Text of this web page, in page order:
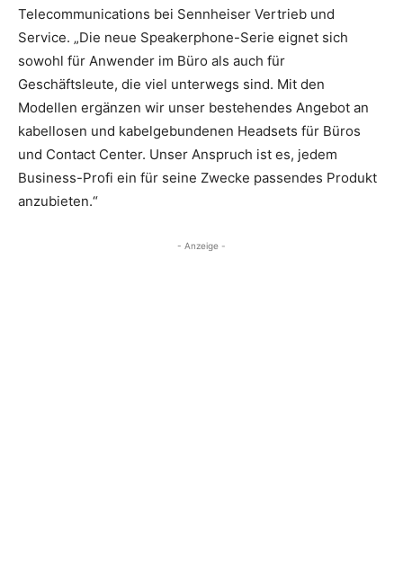
Telecommunications bei Sennheiser Vertrieb und
Service. „Die neue Speakerphone-Serie eignet sich
sowohl für Anwender im Büro als auch für
Geschäftsleute, die viel unterwegs sind. Mit den
Modellen ergänzen wir unser bestehendes Angebot an
kabellosen und kabelgebundenen Headsets für Büros
und Contact Center. Unser Anspruch ist es, jedem
Business-Profi ein für seine Zwecke passendes Produkt
anzubieten.“
- Anzeige -